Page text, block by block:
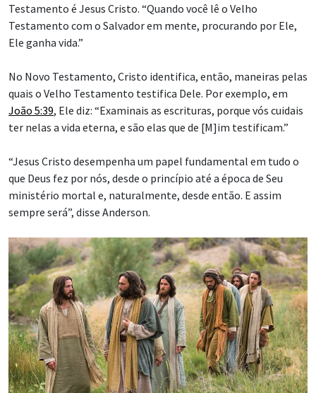
Testamento é Jesus Cristo. “Quando você lê o Velho
Testamento com o Salvador em mente, procurando por Ele,
Ele ganha vida.”
No Novo Testamento, Cristo identifica, então, maneiras pelas
quais o Velho Testamento testifica Dele. Por exemplo, em
João 5:39, Ele diz: “Examinais as escrituras, porque vós cuidais
ter nelas a vida eterna, e são elas que de [M]im testificam.”
“Jesus Cristo desempenha um papel fundamental em tudo o
que Deus fez por nós, desde o princípio até a época de Seu
ministério mortal e, naturalmente, desde então. E assim
sempre será”, disse Anderson.